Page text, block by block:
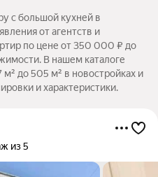
с большой кухней в
от агентств и
по цене от 350 000 ₽ до
В нашем каталоге
до 505 м² в новостройках и
и характеристики.
из 5